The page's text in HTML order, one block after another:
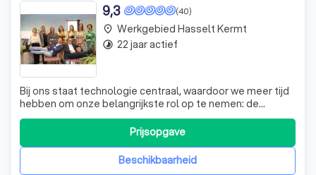
(40)
9,3
Bij ons staat technologie centraal, waardoor we meer tijd
hebben om onze belangrijkste rol op te nemen: de
ondernemer bijstaan bij het nemen van beslissingen. Als
ervaren dossiermanager (+- 10 jaar ervaring) kom je
terecht in een dynamisch team van ongeveer 15 mensen
die elke ochtend met plezier naa
Beschikbaarheid
Prijsopgave
place Werkgebied Hasselt Kermt
timelapse 22 jaar actief